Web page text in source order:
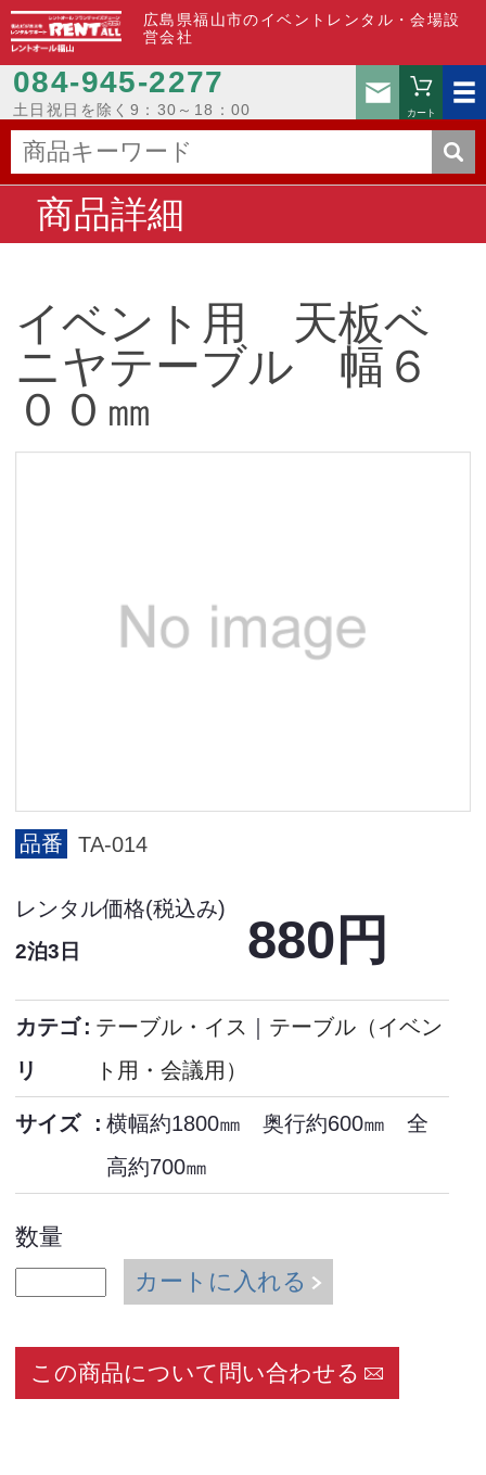
広島県福山市のイベントレンタル・会場設
営会社
084-945-2277
土日祝日を除く9：30～18：00
お問い
カート
商品詳細
イベント用 天板ベ
ニヤテーブル 幅６
００㎜
品番 TA-014
レンタル価格(税込み)
2泊3日 880円
カテゴ
リ
テーブル・イス
テーブル（イベン
ト用・会議用）
サイズ
横幅約1800㎜ 奥行約600㎜ 全
高約700㎜
数量
カートに入れる
この商品について問い合わせる